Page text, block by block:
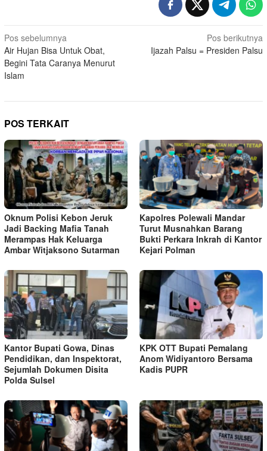
Navigasi
pos
Pos sebelumnya
Air Hujan Bisa Untuk Obat,
Begini Tata Caranya Menurut
Islam
Pos berikutnya
Ijazah Palsu = Presiden Palsu
POS TERKAIT
Oknum Polisi Kebon Jeruk
Jadi Backing Mafia Tanah
Merampas Hak Keluarga
Ambar Witjaksono Sutarman
Kapolres Polewali Mandar
Turut Musnahkan Barang
Bukti Perkara Inkrah di Kantor
Kejari Polman
Kantor Bupati Gowa, Dinas
Pendidikan, dan Inspektorat,
Sejumlah Dokumen Disita
Polda Sulsel
KPK OTT Bupati Pemalang
Anom Widiyantoro Bersama
Kadis PUPR